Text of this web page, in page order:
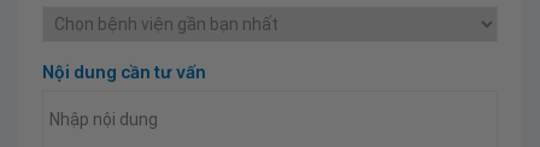
Nội dung cần tư vấn